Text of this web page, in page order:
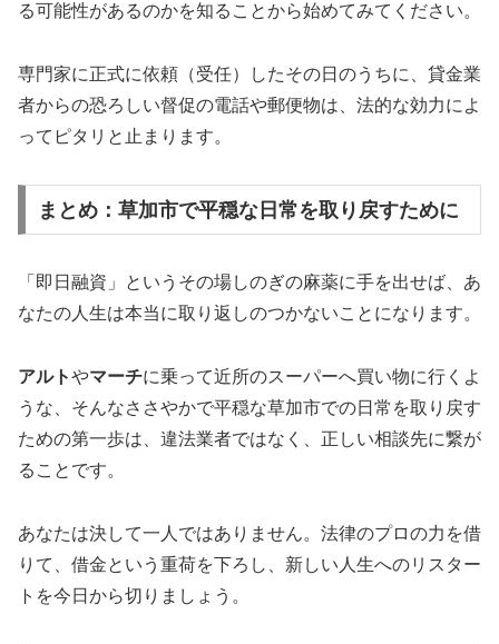
る可能性があるのかを知ることから始めてみてください。
専門家に正式に依頼（受任）したその日のうちに、貸金業
者からの恐ろしい督促の電話や郵便物は、法的な効力によ
ってピタリと止まります。
まとめ：草加市で平穏な日常を取り戻すために
「即日融資」というその場しのぎの麻薬に手を出せば、あ
なたの人生は本当に取り返しのつかないことになります。
アルトやマーチに乗って近所のスーパーへ買い物に行くよ
うな、そんなささやかで平穏な草加市での日常を取り戻す
ための第一歩は、違法業者ではなく、正しい相談先に繋が
ることです。
あなたは決して一人ではありません。法律のプロの力を借
りて、借金という重荷を下ろし、新しい人生へのリスター
トを今日から切りましょう。